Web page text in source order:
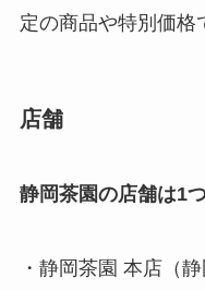
定の商品や特別価格
店舗
静岡茶園の店舗は1
・静岡茶園 本店（